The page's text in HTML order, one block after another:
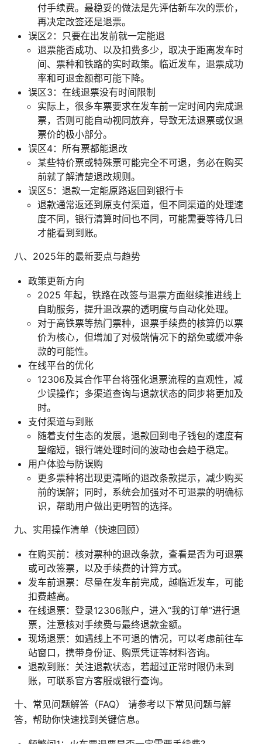
付手续费。最稳妥的做法是先评估新车次的票价，
再决定改签还是退票。
误区2：只要在出发前就一定能退
退票能否成功、以及扣费多少，取决于距离发车时
间、票种和铁路的实时政策。临近发车，退票成功
率和可退金额都可能下降。
误区3：在线退票没有时间限制
实际上，很多车票要求在发车前一定时间内完成退
票，否则可能自动视同放弃，导致无法退票或仅退
票价的极小部分。
误区4：所有票都能退改
某些特价票或特殊票可能完全不可退，务必在购买
前就了解清楚退改规则。
误区5：退款一定能原路返回到银行卡
退款通常返还到原支付渠道，但不同渠道的处理速
度不同，银行清算时间也不同，可能需要等待几日
才能看到到账。
八、2025年的最新要点与趋势
政策更新方向
2025 年起，铁路在改签与退票方面继续推进线上
自助服务，提升退改票的透明度与自动化处理。
对于高铁票等热门票种，退票手续费的核算仍以票
价为核心，但增加了对极端情况下的豁免或缓冲条
款的可能性。
在线平台的优化
12306及其合作平台将强化退票流程的直观性，减
少误操作；多渠道查询与退款状态的同步将更加及
时。
支付渠道与到账
随着支付生态的发展，退款回到电子钱包的速度有
望缩短，银行端处理时间的波动也会趋于稳定。
用户体验与防误购
更多票种将出现更清晰的退改条款提示，减少购买
前的误解；同时，系统会加强对不可退票的明确标
识，帮助用户做出更明智的选择。
九、实用操作清单（快速回顾）
在购买前：核对票种的退改条款，查看是否为可退票
或可改签票，以及手续费的计算方式。
发车前退票：尽量在发车前完成，越临近发车，可能
扣费越高。
在线退票：登录12306账户，进入“我的订单”进行退
票，注意核对手续费与最终退款金额。
现场退票：如遇线上不可退的情况，可以考虑前往车
站窗口，携带身份证、购票凭证等材料咨询。
退款到账：关注退款状态，若超过正常时限仍未到
账，可联系官方客服或银行查询。
十、常见问题解答（FAQ） 请参考以下常见问题与解
答，帮助你快速找到关键信息。